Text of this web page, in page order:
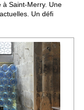
à Saint-Merry. Une
Un défi